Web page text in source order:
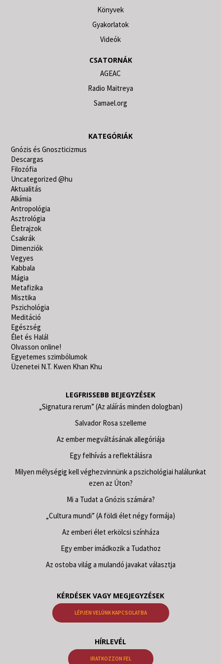
Könyvek
Gyakorlatok
Videók
CSATORNÁK
AGEAC
Radio Maitreya
Samael.org
KATEGÓRIÁK
Gnózis és Gnoszticizmus
Descargas
Filozófia
Uncategorized @hu
Aktualitás
Alkímia
Antropológia
Asztrológia
Életrajzok
Csakrák
Dimenziók
Vegyes
Kabbala
Mágia
Metafizika
Misztika
Pszichológia
Meditáció
Egészség
Élet és Halál
Olvasson online!
Egyetemes szimbólumok
Üzenetei N.T. Kwen Khan Khu
LEGFRISSEBB BEJEGYZÉSEK
„Signatura rerum” (Az aláírás minden dologban)
Salvador Rosa szelleme
Az ember megváltásának allegóriája
Egy felhívás a reflektálásra
Milyen mélységig kell véghezvinnünk a pszichológiai halálunkat
ezen az Úton?
Mi a Tudat a Gnózis számára?
„Cultura mundi” (A földi élet négy formája)
Az emberi élet erkölcsi színháza
Egy ember imádkozik a Tudathoz
Az ostoba világ a mulandó javakat választja
KÉRDÉSEK VAGY MEGJEGYZÉSEK
LÉPJEN VELÜNK KAPCSOLATBA
HÍRLEVÉL
IRATKOZZON FEL